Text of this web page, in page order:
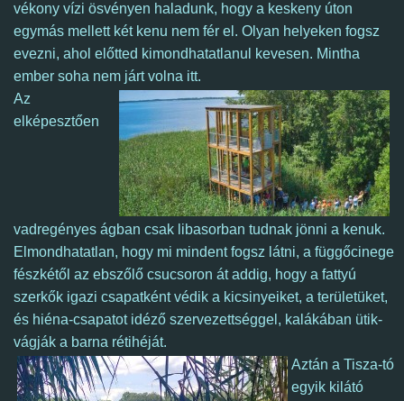
vékony vízi ösvényen haladunk, hogy a keskeny úton
egymás mellett két kenu nem fér el. Olyan helyeken fogsz
evezni, ahol előtted kimondhatatlanul kevesen. Mintha
ember soha nem járt volna itt.
Az
elképesztően
vadregényes ágban csak libasorban tudnak jönni a kenuk.
Elmondhatatlan, hogy mi mindent fogsz látni, a függőcinege
fészkétől az ebszőlő csucsoron át addig, hogy a fattyú
szerkők igazi csapatként védik a kicsinyeiket, a területüket,
és hiéna-csapatot idéző szervezettséggel, kalákában ütik-
vágják a barna rétihéját.
Aztán a Tisza-tó
egyik kilátó